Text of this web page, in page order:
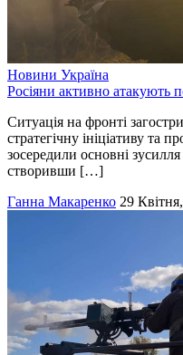
Новини Україна
Росіяни активно атакують
Ситуація на фронті
стратегічну ініціативу та
зосередили основні
створивши […]
Ганна Макаренко 29